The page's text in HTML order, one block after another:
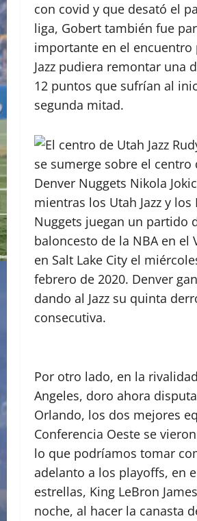
con covid y que desató el
liga, Gobert también fue
importante en el encuentro
Jazz pudiera remontar una
12 puntos que sufrían al
segunda mitad.
Por otro lado, en la
Angeles, doro ahora
Orlando, los dos mejores
Conferencia Oeste se
lo que podríamos tomar
adelanto a los playoffs, en
estrellas, King LeBron
noche, al hacer la canasta